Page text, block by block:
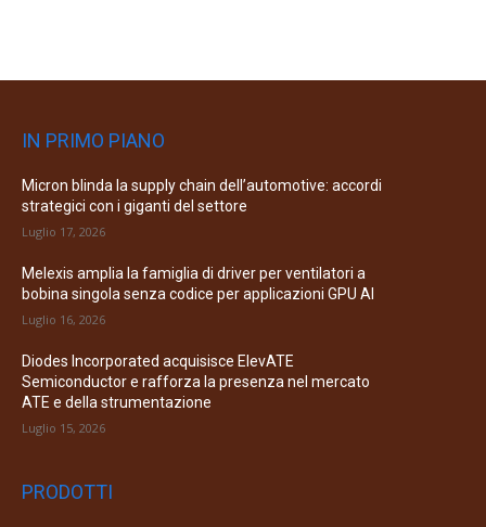
IN PRIMO PIANO
Micron blinda la supply chain dell’automotive: accordi
strategici con i giganti del settore
Luglio 17, 2026
Melexis amplia la famiglia di driver per ventilatori a
bobina singola senza codice per applicazioni GPU AI
Luglio 16, 2026
Diodes Incorporated acquisisce ElevATE
Semiconductor e rafforza la presenza nel mercato
ATE e della strumentazione
Luglio 15, 2026
PRODOTTI